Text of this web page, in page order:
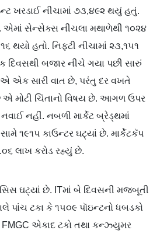
ખરડાઈ નીચામાં ૭૩,૪૯૨ થયું હતું.
એમાં સેન્સેક્સ નીચલા મથાળેથી ૧૦૨૪
થયો હતો. નિફ્ટી નીચામાં ૨૩,૧૫૧
દિવસથી બજાર નીચે ગયા પછી સારું
એક સારી વાત છે, પરંતુ દર વખતે
એ મોટી ચિંતાનો વિષય છે. આગળ ઉપર
નહીં. નબળી માર્કેટ બ્રેડ્થમાં
૧૯૧૫ કાઉન્ટર ઘટ્યાં છે. માર્કેટકૅપ
લાખ કરોડ રહ્યું છે.
ઘટ્યાં છે. ITમાં બે દિવસની મજબૂતી
પાંચ ટકા કે ૧૫૦૯ પૉઇન્ટનો ધબડકો
FMGC એકાદ ટકો તથા કન્ઝ્યુમર